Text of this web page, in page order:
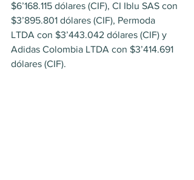
$6’168.115 dólares (CIF), CI Iblu SAS con
$3’895.801 dólares (CIF), Permoda
LTDA con $3’443.042 dólares (CIF) y
Adidas Colombia LTDA con $3’414.691
dólares (CIF).